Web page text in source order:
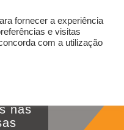
Alternar
ABC
nas
fornecer a experiência
e visitas
com a utilização